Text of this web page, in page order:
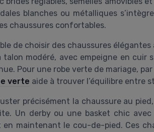
blanches ou métalliques
chaussures confortables.
de choisir des chaussures élégantes
modéré, avec empeigne en cuir
Pour une robe verte de mariage,
verte aide à trouver l’équilibre entre
précisément la chaussure au
Un derby ou une basket chic
maintenant le cou-de-pied. Ces